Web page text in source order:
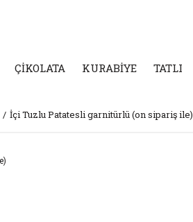
ÇİKOLATA KURABİYE TATLI
İçi Tuzlu Patatesli garnitürlü (on sipariş ile)